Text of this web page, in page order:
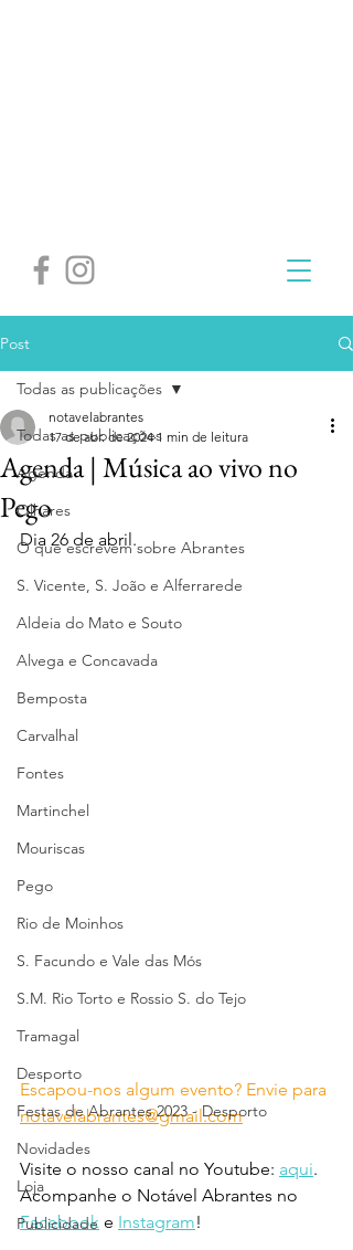
Post
Todas as publicações
Agenda
Olhares
O que escrevem sobre Abrantes
S. Vicente, S. João e Alferrarede
Aldeia do Mato e Souto
Alvega e Concavada
Bemposta
Carvalhal
Fontes
Martinchel
Mouriscas
Pego
Rio de Moinhos
S. Facundo e Vale das Mós
S.M. Rio Torto e Rossio S. do Tejo
Tramagal
Desporto
Festas de Abrantes 2023 - Desporto
Novidades
Loja
Publicidade
Todas as publicações
Agenda | Música ao vivo no
Pego
notavelabrantes
17 de abr. de 2024 1 min de leitura
Dia 26 de abril.
Escapou-nos algum evento? Envie para
notavelabrantes@gmail.com
Visite o nosso canal no Youtube: aqui.
Acompanhe o Notável Abrantes no
Facebook e Instagram!